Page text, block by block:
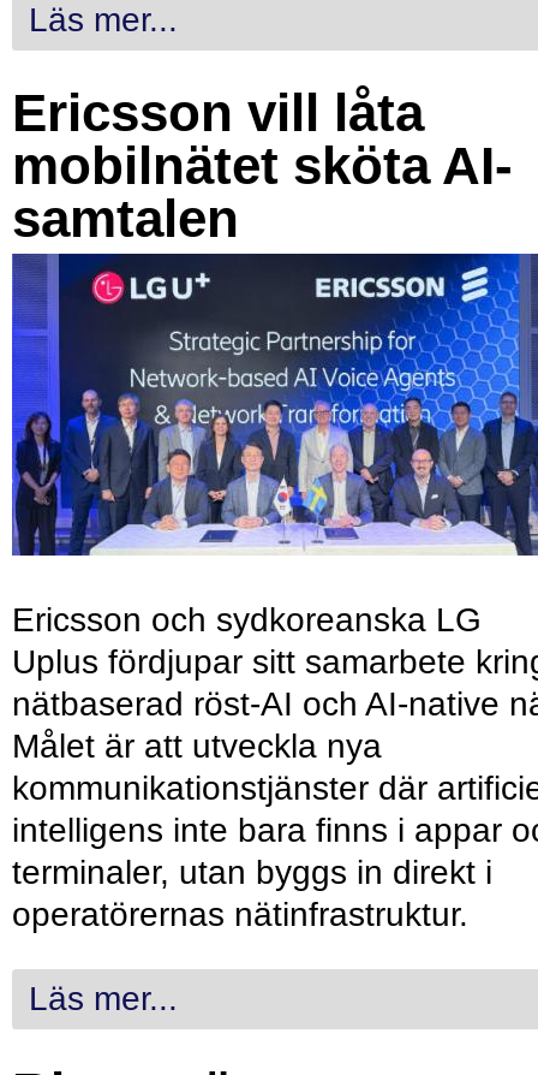
Läs mer...
Ericsson vill låta
mobilnätet sköta AI-
samtalen
Ericsson och sydkoreanska LG
Uplus fördjupar sitt samarbete
nätbaserad röst-AI och AI-native
Målet är att utveckla nya
kommunikationstjänster där
intelligens inte bara finns i appar
terminaler, utan byggs in direkt i
operatörernas nätinfrastruktur.
Läs mer...